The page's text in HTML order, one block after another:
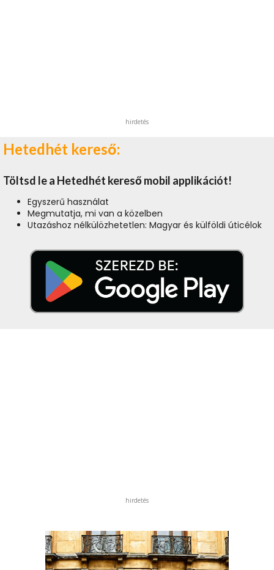
hirdetés
Hetedhét kereső:
Töltsd le a Hetedhét kereső mobil applikációt!
Egyszerű használat
Megmutatja, mi van a közelben
Utazáshoz nélkülözhetetlen: Magyar és külföldi úticélok
hirdetés